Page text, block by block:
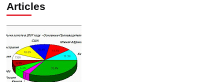
Articles